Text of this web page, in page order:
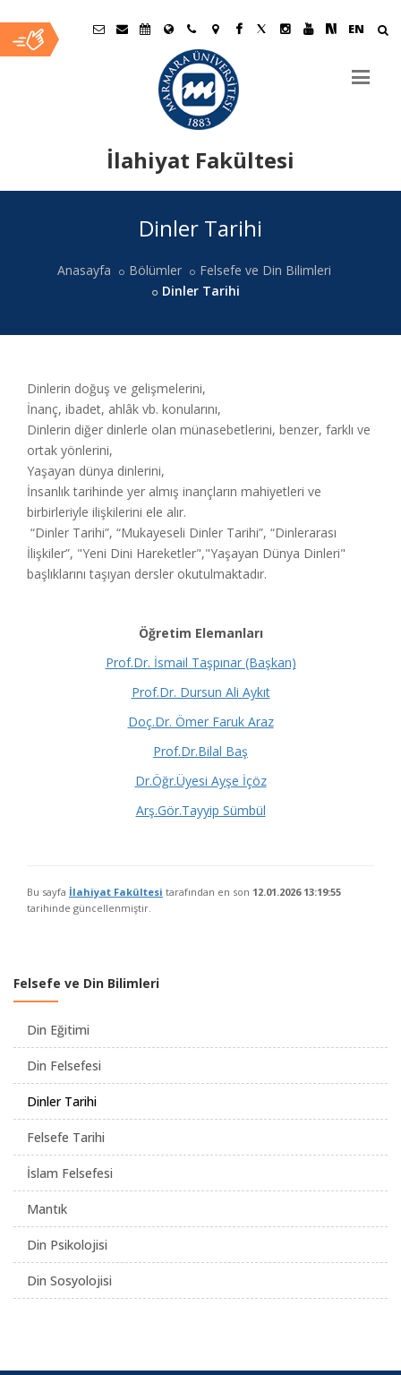
EN
İlahiyat Fakültesi
Dinler Tarihi
Anasayfa Bölümler
Felsefe ve Din Bilimleri
Dinler Tarihi
Dinlerin doğuş ve gelişmelerini,
İnanç, ibadet, ahlâk vb. konularını,
Dinlerin diğer dinlerle olan münasebetlerini, benzer, farklı ve
ortak yönlerini,
Yaşayan dünya dinlerini,
İnsanlık tarihinde yer almış inançların mahiyetleri ve
birbirleriyle ilişkilerini ele alır.
“Dinler Tarihi”, “Mukayeseli Dinler Tarihi”, “Dinlerarası
İlişkiler”, "Yeni Dini Hareketler","Yaşayan Dünya Dinleri"
başlıklarını taşıyan dersler okutulmaktadır.
Öğretim Elemanları
Prof.Dr. İsmail Taşpınar (Başkan)
Prof.Dr. Dursun Ali Aykıt
Doç.Dr. Ömer Faruk Araz
Prof.Dr.Bilal Baş
Dr.Öğr.Üyesi Ayşe İçöz
Arş.Gör.Tayyip Sümbül
Bu sayfa İlahiyat Fakültesi tarafından en son 12.01.2026 13:19:55
tarihinde güncellenmiştir.
Felsefe ve Din Bilimleri
Din Eğitimi
Din Felsefesi
Dinler Tarihi
Felsefe Tarihi
İslam Felsefesi
Mantık
Din Psikolojisi
Din Sosyolojisi